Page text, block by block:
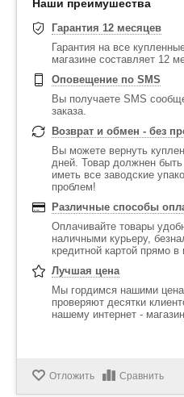
Наши преимушества
Гарантия 12 месяцев
Гарантия на все
магазине составляет 12
Оповещение по SMS
Вы получаете SMS
заказа.
Возврат и обмен - без
Вы можете вернуть
дней. Товар должнен
иметь все заводские
проблем!
Различные способы
Оплачивайте товары
наличными курьеру,
кредитной картой прямо в
Лучшая цена
Мы гордимся нашими
проверяют десятки
нашему интернет -
Отложить Сравнить